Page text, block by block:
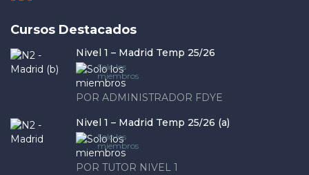
Cursos Destacados
Nivel 1 – Madrid Temp 25/26
Solo los
miembros
POR ADMINISTRADOR FDYE
Nivel 1 – Madrid Temp 25/26 (a)
Solo los
miembros
POR TUTOR NIVEL 1